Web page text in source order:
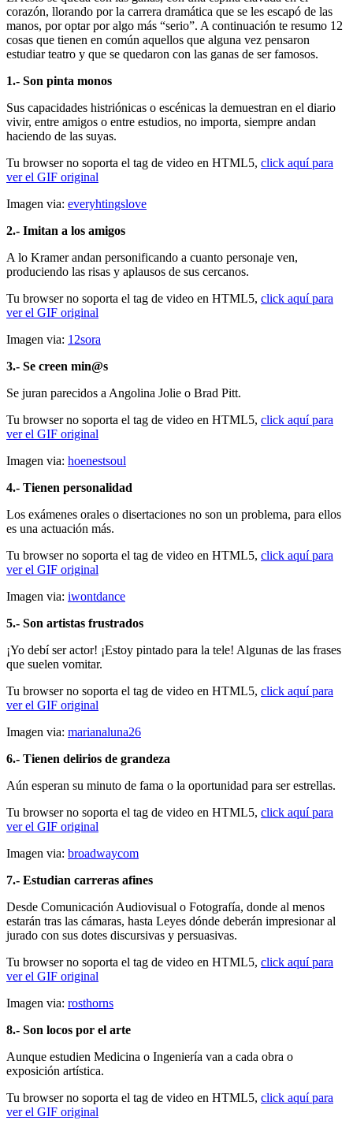
corazón, llorando por la carrera dramática que se les escapó de las
manos, por optar por algo más “serio”. A continuación te resumo 12
cosas que tienen en común aquellos que alguna vez pensaron
estudiar teatro y que se quedaron con las ganas de ser famosos.
1.- Son pinta monos
Sus capacidades histriónicas o escénicas la demuestran en el diario
vivir, entre amigos o entre estudios, no importa, siempre andan
haciendo de las suyas.
Tu browser no soporta el tag de video en HTML5, click aquí para
ver el GIF original
Imagen via: everyhtingslove
2.- Imitan a los amigos
A lo Kramer andan personificando a cuanto personaje ven,
produciendo las risas y aplausos de sus cercanos.
Tu browser no soporta el tag de video en HTML5, click aquí para
ver el GIF original
Imagen via: 12sora
3.- Se creen min@s
Se juran parecidos a Angolina Jolie o Brad Pitt.
Tu browser no soporta el tag de video en HTML5, click aquí para
ver el GIF original
Imagen via: hoenestsoul
4.- Tienen personalidad
Los exámenes orales o disertaciones no son un problema, para ellos
es una actuación más.
Tu browser no soporta el tag de video en HTML5, click aquí para
ver el GIF original
Imagen via: iwontdance
5.- Son artistas frustrados
¡Yo debí ser actor! ¡Estoy pintado para la tele! Algunas de las frases
que suelen vomitar.
Tu browser no soporta el tag de video en HTML5, click aquí para
ver el GIF original
Imagen via: marianaluna26
6.- Tienen delirios de grandeza
Aún esperan su minuto de fama o la oportunidad para ser estrellas.
Tu browser no soporta el tag de video en HTML5, click aquí para
ver el GIF original
Imagen via: broadwaycom
7.- Estudian carreras afines
Desde Comunicación Audiovisual o Fotografía, donde al menos
estarán tras las cámaras, hasta Leyes dónde deberán impresionar al
jurado con sus dotes discursivas y persuasivas.
Tu browser no soporta el tag de video en HTML5, click aquí para
ver el GIF original
Imagen via: rosthorns
8.- Son locos por el arte
Aunque estudien Medicina o Ingeniería van a cada obra o
exposición artística.
Tu browser no soporta el tag de video en HTML5, click aquí para
ver el GIF original